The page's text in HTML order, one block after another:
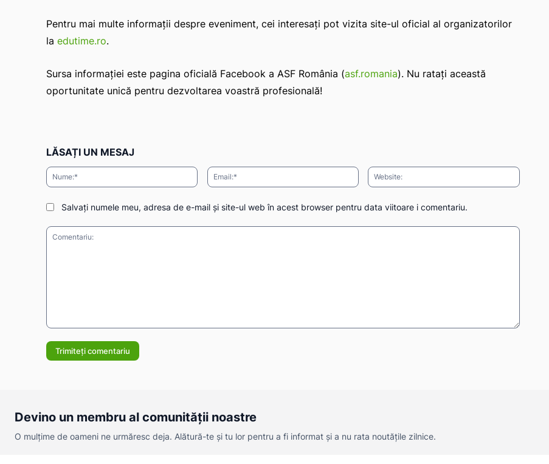
Pentru mai multe informații despre eveniment, cei interesați pot vizita site-ul oficial al organizatorilor
la edutime.ro.
Sursa informației este pagina oficială Facebook a ASF România (asf.romania). Nu ratați această
oportunitate unică pentru dezvoltarea voastră profesională!
LĂSAȚI UN MESAJ
Nume:* Email:* Website:
Salvați numele meu, adresa de e-mail și site-ul web în acest browser pentru data viitoare i comentariu.
Devino un membru al comunității noastre
O mulțime de oameni ne urmăresc deja. Alătură-te și tu lor pentru a fi informat și a nu rata noutățile zilnice.